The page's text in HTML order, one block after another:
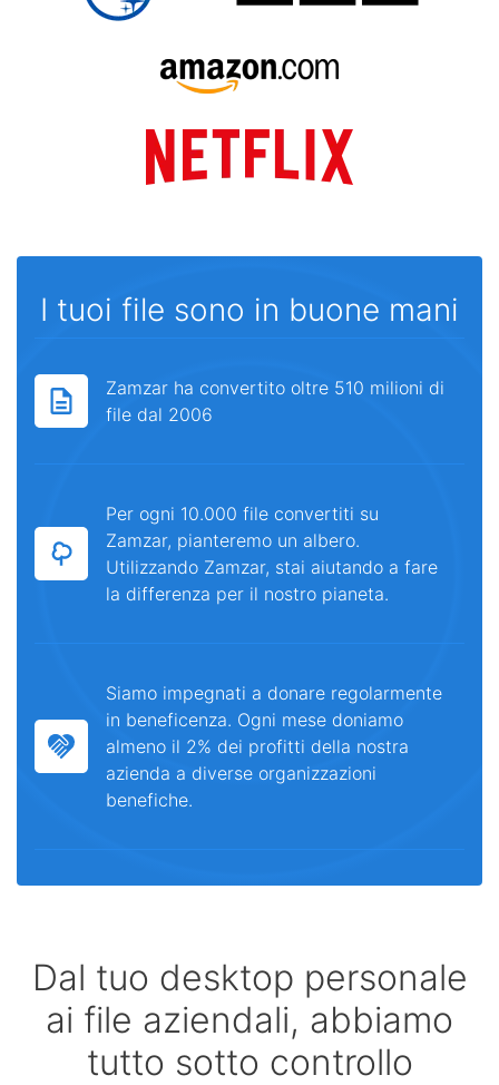
I tuoi file sono in buone mani
Zamzar ha convertito oltre 510 milioni di
file dal 2006
Per ogni 10.000 file convertiti su
Zamzar, pianteremo un albero.
Utilizzando Zamzar, stai aiutando a fare
la differenza per il nostro pianeta.
Siamo impegnati a donare regolarmente
in beneficenza. Ogni mese doniamo
almeno il 2% dei profitti della nostra
azienda a diverse organizzazioni
benefiche.
Dal tuo desktop personale
ai file aziendali, abbiamo
tutto sotto controllo